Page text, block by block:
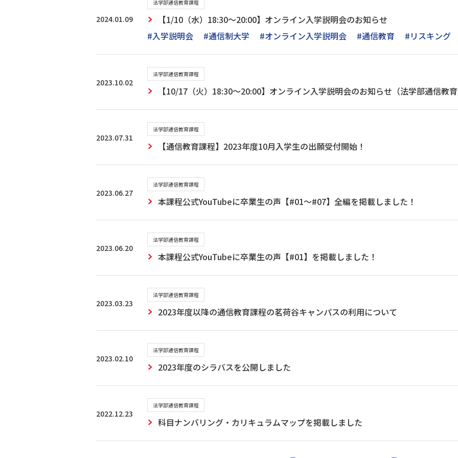
2024.01.09
法学部通信教育課程
【1/10（水）18:30～20:00】オンライン入学説明会のお知らせ
#入学説明会
#通信制大学 #オンライン入学説明会 #通信教育 #リスキング
2023.10.02
法学部通信教育課程
【10/17（火）18:30～20:00】オンライン入学説明会のお知らせ（法学部通信教
2023.07.31
法学部通信教育課程
【通信教育課程】2023年度10月入学生の出願受付開始！
2023.06.27
法学部通信教育課程
本課程公式YouTubeに卒業生の声【#01～#07】全編を掲載しました！
2023.06.20
法学部通信教育課程
本課程公式YouTubeに卒業生の声【#01】を掲載しました！
2023.03.23
法学部通信教育課程
2023年度以降の通信教育課程の茗荷谷キャンパスの利用について
2023.02.10
法学部通信教育課程
2023年度のシラバスを公開しました
2022.12.23
法学部通信教育課程
科目ナンバリング・カリキュラムマップを掲載しました